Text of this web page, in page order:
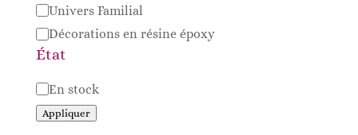
Univers Familial
Décorations en résine époxy
État
Disponibilité
En stock
Appliquer